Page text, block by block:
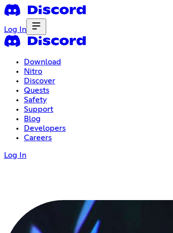
Log In
Download
Nitro
Discover
Quests
Safety
Support
Blog
Developers
Careers
Log In